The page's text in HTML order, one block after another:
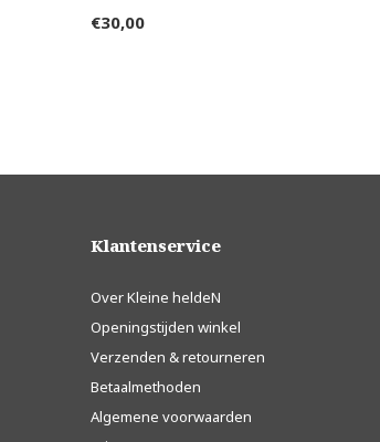
€30,00
Klantenservice
Over Kleine heldeN
Openingstijden winkel
Verzenden & retourneren
Betaalmethoden
Algemene voorwaarden